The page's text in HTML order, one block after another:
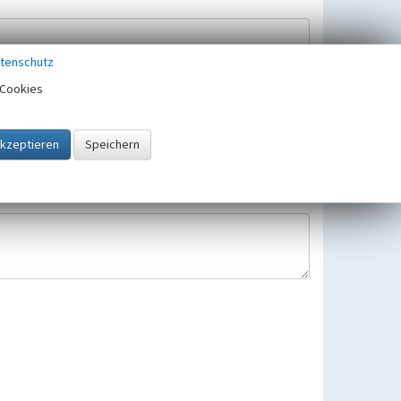
gespeichert und verwendet.
gültigen Europäischen